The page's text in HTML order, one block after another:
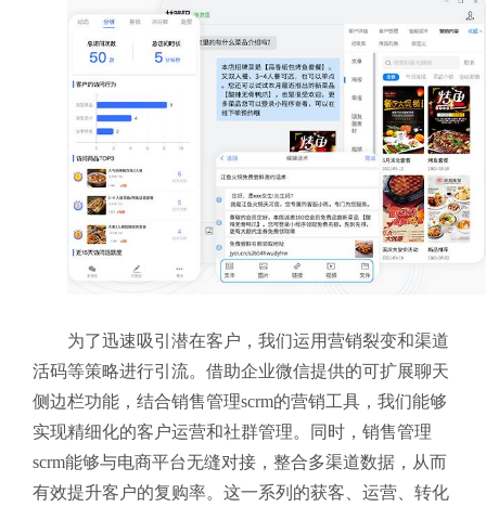
为了迅速吸引潜在客户，我们运用营销裂变和渠道
活码等策略进行引流。借助企业微信提供的可扩展聊天
侧边栏功能，结合销售管理scrm的营销工具，我们能够
实现精细化的客户运营和社群管理。同时，销售管理
scrm能够与电商平台无缝对接，整合多渠道数据，从而
有效提升客户的复购率。这一系列的获客、运营、转化